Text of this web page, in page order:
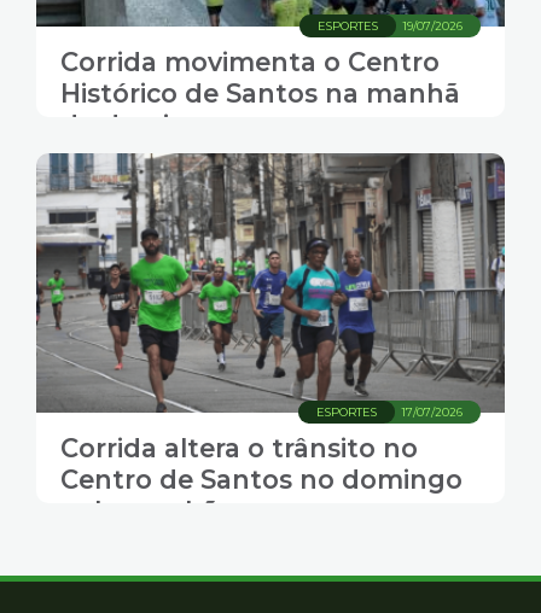
19/07/2026
ESPORTES
Corrida movimenta o Centro
Histórico de Santos na manhã
de domingo
17/07/2026
ESPORTES
Corrida altera o trânsito no
Centro de Santos no domingo
pela manhã